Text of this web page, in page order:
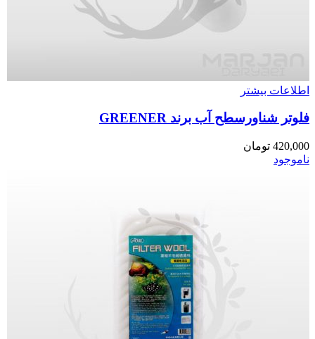
اطلاعات بیشتر
فلوتر شناورسطح آب برند GREENER
420,000 تومان
ناموجود